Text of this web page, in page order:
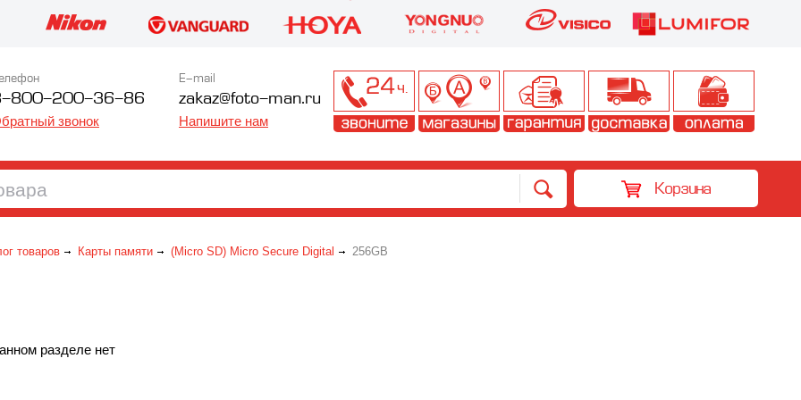
800-200-36-86
звонок
E-mail
zakaz@foto-man.ru
Напишите нам
Корзина
товаров Карты памяти (Micro SD) Micro Secure Digital 256GB
разделе нет